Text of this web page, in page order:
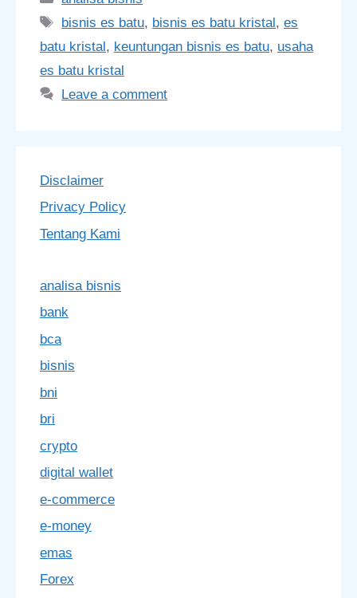
Tags
bisnis es batu, bisnis es batu kristal,es
batu kristal, keuntungan bisnis es batu, usaha
es batu kristal
Leave a comment
Disclaimer
Privacy Policy
Tentang Kami
analisa bisnis
bank
bca
bisnis
bni
bri
crypto
digital wallet
e-commerce
e-money
emas
Forex